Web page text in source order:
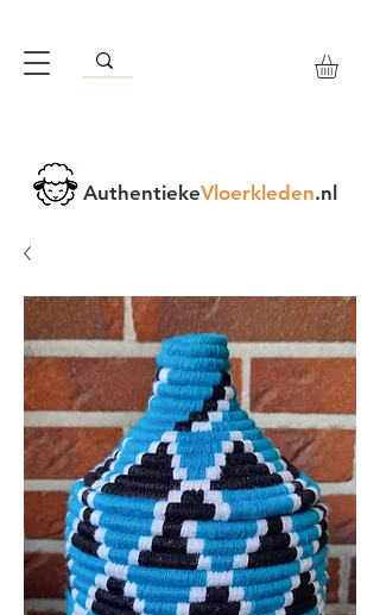
AuthentiekeVloerkleden.nl